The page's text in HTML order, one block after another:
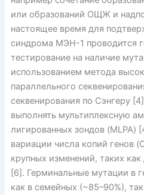
или образований ОЩЖ и
настоящее время для
синдрома МЭН-1 проводится
тестирование на наличие
использованием метода
параллельного
секвенирования по Сэнгеру
выполнять мультиплексную
лигированных зондов (MLPA)
вариации числа копий генов
крупных изменений, таких
[6]. Герминальные мутации в
как в семейных (~85–90%),